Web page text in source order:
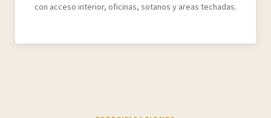
con acceso interior, oficinas, sotanos y areas techadas.